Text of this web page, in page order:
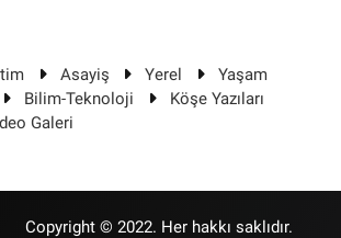
Asayiş Yerel
Yaşam
Bilim-Teknoloji
Köşe Yazıları
Galeri
Copyright © 2022. Her hakkı saklıdır.